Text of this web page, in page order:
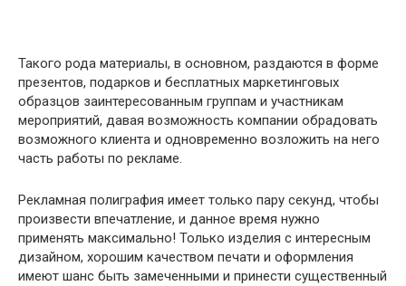
Такого рода материалы, в основном, раздаются в форме
презентов, подарков и бесплатных маркетинговых
образцов заинтересованным группам и участникам
мероприятий, давая возможность компании обрадовать
возможного клиента и одновременно возложить на него
часть работы по рекламе.
Рекламная полиграфия имеет только пару секунд, чтобы
произвести впечатление, и данное время нужно
применять максимально! Только изделия с интересным
дизайном, хорошим качеством печати и оформления
имеют шанс быть замеченными и принести существенный